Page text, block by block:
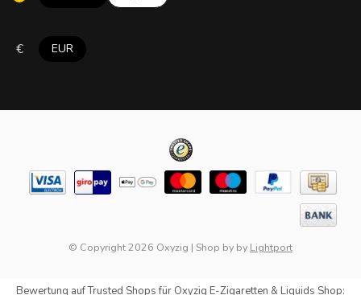
€ EUR
© Copyright 2026 Oxyzig | Shop by by Lightport
Bewertung aufTrusted Shopsfür Oxyzig E-Zigaretten & Liquids Shop: